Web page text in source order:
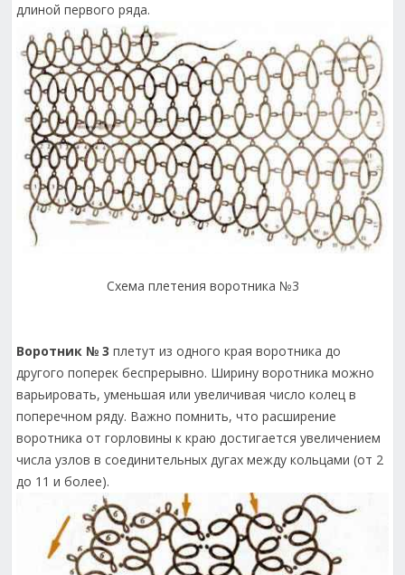
длиной первого ряда.
Схема плетения воротника №3
Воротник № 3 плетут из одного края воротника до
другого поперек беспрерывно. Ширину воротника можно
варьировать, уменьшая или увеличивая число колец в
поперечном ряду. Важно помнить, что расширение
воротника от горловины к краю достигается увеличением
числа узлов в соединительных дугах между кольцами (от 2
до 11 и более).